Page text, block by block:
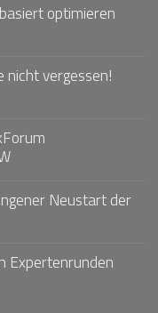
optimieren
nicht vergessen!
Neustart der
Expertenrunden